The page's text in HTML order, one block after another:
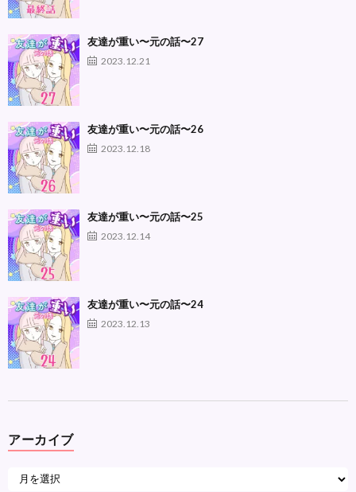
友達が重い〜元の話〜27
2023.12.21
友達が重い〜元の話〜26
2023.12.18
友達が重い〜元の話〜25
2023.12.14
友達が重い〜元の話〜24
2023.12.13
アーカイブ